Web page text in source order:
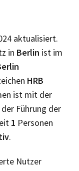
aktualisiert.
in Berlin ist im
HRB
ist mit der
Führung der
1 Personen
.
Nutzer